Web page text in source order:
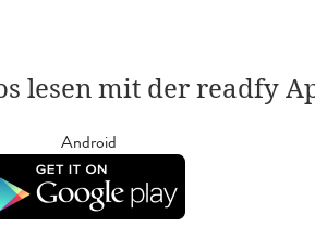
lesen mit der readfy
Android